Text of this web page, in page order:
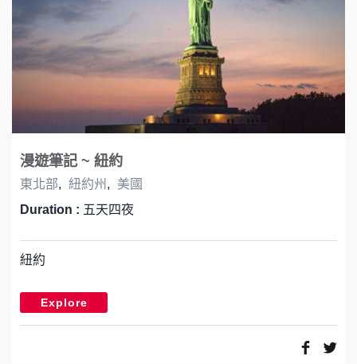
漫遊筆記 ~ 紐約
東北部, 紐約州 ,
美國
Duration : 五天四夜
紐約
Explore